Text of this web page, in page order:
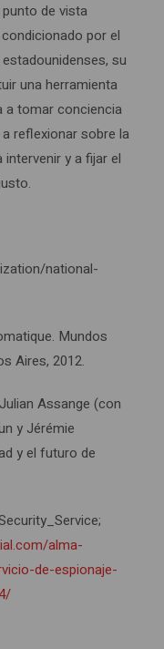
de vista
por el
su
una herramienta
a tomar conciencia
reflexionar sobre la
y a fijar el
national-
Mundos
Aires, 2012.
Assange (con
y Jérémie
y el futuro de
alma-
de-espionaje-